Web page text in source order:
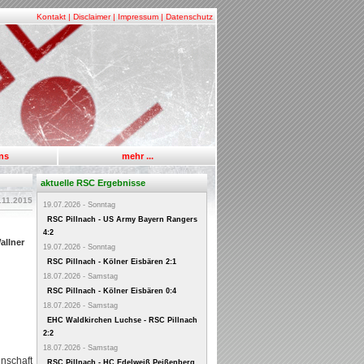
Kontakt | Disclaimer| Impressum | Datenschutz
mehr ...
aktuelle RSC Ergebnisse
19.07.2026 - Sonntag
RSC Pillnach - US Army Bayern Rangers
4:2
19.07.2026 - Sonntag
RSC Pillnach - Kölner Eisbären 2:1
18.07.2026 - Samstag
RSC Pillnach - Kölner Eisbären 0:4
18.07.2026 - Samstag
EHC Waldkirchen Luchse - RSC Pillnach
2:2
18.07.2026 - Samstag
RSC Pillnach - HC Edelweiß Peißenberg